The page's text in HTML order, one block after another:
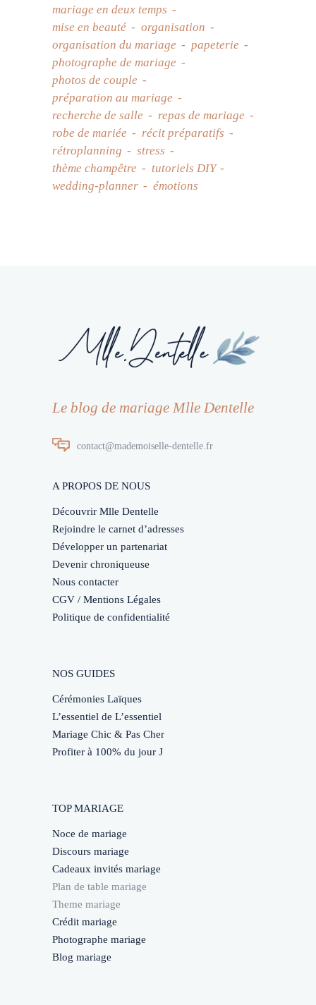
mariage en deux temps
mise en beauté
organisation
organisation du mariage
papeterie
photographe de mariage
photos de couple
préparation au mariage
recherche de salle
repas de mariage
robe de mariée
récit préparatifs
rétroplanning
stress
thème champêtre
tutoriels DIY
wedding-planner
émotions
Le blog de mariage Mlle Dentelle
contact@mademoiselle-dentelle.fr
A PROPOS DE NOUS
Découvrir Mlle Dentelle
Rejoindre le carnet d’adresses
Développer un partenariat
Devenir chroniqueuse
Nous contacter
CGV / Mentions Légales
Politique de confidentialité
NOS GUIDES
Cérémonies Laïques
L’essentiel de L’essentiel
Mariage Chic & Pas Cher
Profiter à 100% du jour J
TOP MARIAGE
Noce de mariage
Discours mariage
Cadeaux invités mariage
Plan de table mariage
Theme mariage
Crédit mariage
Photographe mariage
Blog mariage